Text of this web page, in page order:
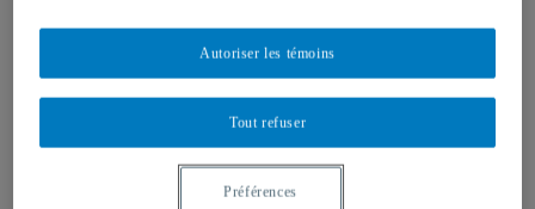
États-Unis
Centre FrancoPaix
Conflits multidimensionnels
Tout refuser
Autoriser les témoins
Préférences